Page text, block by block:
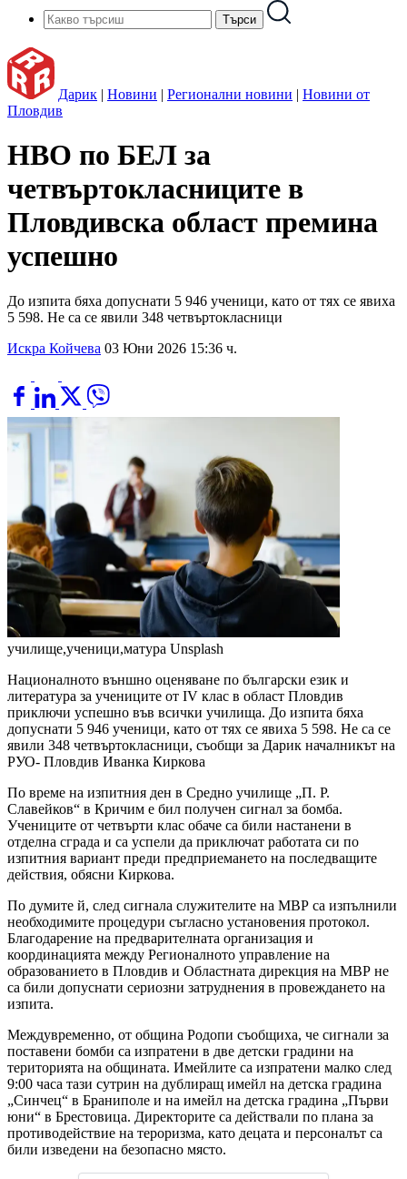
Дарик | Новини | Регионални новини | Новини от
Пловдив
НВО по БЕЛ за
четвъртокласниците в
Пловдивска област премина
успешно
До изпита бяха допуснати 5 946 ученици, като от тях се явиха
5 598. Не са се явили 348 четвъртокласници
Искра Койчева 03 Юни 2026 15:36 ч.
училище,ученици,матура Unsplash
Националното външно оценяване по български език и
литература за учениците от IV клас в област Пловдив
приключи успешно във всички училища. До изпита бяха
допуснати 5 946 ученици, като от тях се явиха 5 598. Не са се
явили 348 четвъртокласници, съобщи за Дарик началникът на
РУО- Пловдив Иванка Киркова
По време на изпитния ден в Средно училище „П. Р.
Славейков“ в Кричим е бил получен сигнал за бомба.
Учениците от четвърти клас обаче са били настанени в
отделна сграда и са успели да приключат работата си по
изпитния вариант преди предприемането на последващите
действия, обясни Киркова.
По думите й, след сигнала служителите на МВР са изпълнили
необходимите процедури съгласно установения протокол.
Благодарение на предварителната организация и
координацията между Регионалното управление на
образованието в Пловдив и Областната дирекция на МВР не
са били допуснати сериозни затруднения в провеждането на
изпита.
Междувременно, от община Родопи съобщиха, че сигнали за
поставени бомби са изпратени в две детски градини на
територията на общината. Имейлите са изпратени малко след
9:00 часа тази сутрин на дублиращ имейл на детска градина
„Синчец“ в Браниполе и на имейл на детска градина „Първи
юни“ в Брестовица. Директорите са действали по плана за
противодействие на тероризма, като децата и персоналът са
били изведени на безопасно място.